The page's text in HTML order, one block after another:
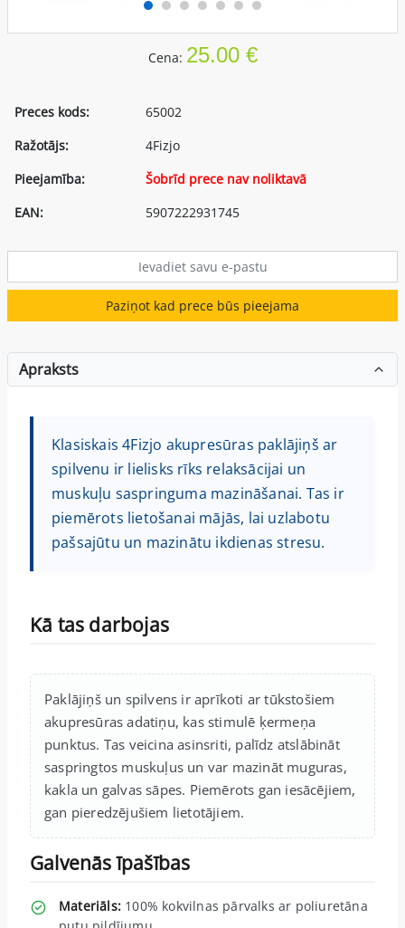
Cena: 25.00 €
Preces kods:
65002
Ražotājs:
4Fizjo
Pieejamība:
Šobrīd prece nav noliktavā
EAN:
5907222931745
Paziņot kad prece būs pieejama
Apraksts
Klasiskais 4Fizjo akupresūras paklājiņš ar
spilvenu ir lielisks rīks relaksācijai un
muskuļu saspringuma mazināšanai. Tas ir
piemērots lietošanai mājās, lai uzlabotu
pašsajūtu un mazinātu ikdienas stresu.
Kā tas darbojas
Paklājiņš un spilvens ir aprīkoti ar tūkstošiem
akupresūras adatiņu, kas stimulē ķermeņa
punktus. Tas veicina asinsriti, palīdz atslābināt
saspringtos muskuļus un var mazināt muguras,
kakla un galvas sāpes. Piemērots gan iesācējiem,
gan pieredzējušiem lietotājiem.
Galvenās īpašības
Materiāls: 100% kokvilnas pārvalks ar poliuretāna